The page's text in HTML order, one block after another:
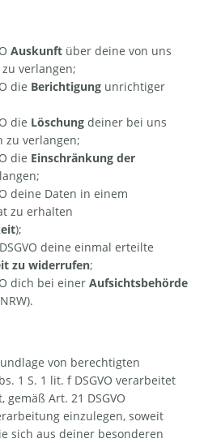
Auskunft über deine von uns
verlangen;
die Berichtigung unrichtiger
die Löschung deiner bei uns
zu verlangen;
die Einschränkung der
deine Daten in einem
zu erhalten
);
deine einmal erteilte
zu widerrufen;
dich bei einer Aufsichtsbehörde
von berechtigten
1 S. 1 lit. f DSGVO verarbeitet
Art. 21 DSGVO
einzulegen, soweit
sich aus deiner besonderen